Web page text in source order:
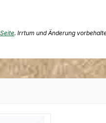
. Irrtum und Änderung